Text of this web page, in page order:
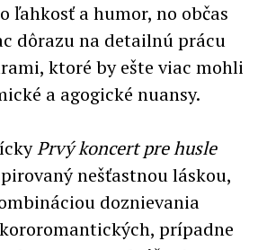
ľahkosť a humor, no občas
dôrazu na detailnú prácu
ktoré by ešte viac mohli
a agogické nuansy.
Prvý koncert pre husle
nešťastnou láskou,
doznievania
prípadne